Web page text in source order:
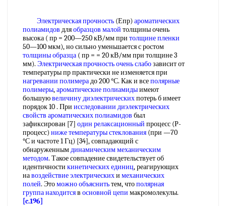
Электрическая прочность (Епр) ароматических
полиамидов дляобразцов малой толщины очень
высока ( пр = 200—250 кВ/мм при толщине пленки
50—100 мкм), но сильно уменьшается с ростом
толщины образца ( пр = = 20 кВ/мм при толщине 3
мм). Электрическая прочностьочень слабозависит от
температуры пр практически не изменяется при
нагревании полимерадо 200 °С. Как и всеполярные
полимеры,ароматические полиамидыимеют
большуювеличину диэлектрическихпотерь б имеет
порядок 10 . При исследовании диэлектрических
свойств ароматических полиамидов был
зафиксирован [7] один релаксационный процесс (Р-
процесс) ниже температуры стеклования (при —70
°С и частоте 1 Гц) [34], совпадающий с
обнаруженнымдинамическим механическим
методом. Такое совпадение свидетельствует об
идентичности кинетических единиц, реагирующих
навоздействие электрическихи механических
полей. Этоможно объяснитьтем, чтополярная
группа находитсяв основной цепи макромолекулы.
[c.196]